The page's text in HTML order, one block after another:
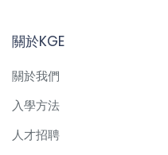
關於KGE
關於我們
入學方法
人才招聘